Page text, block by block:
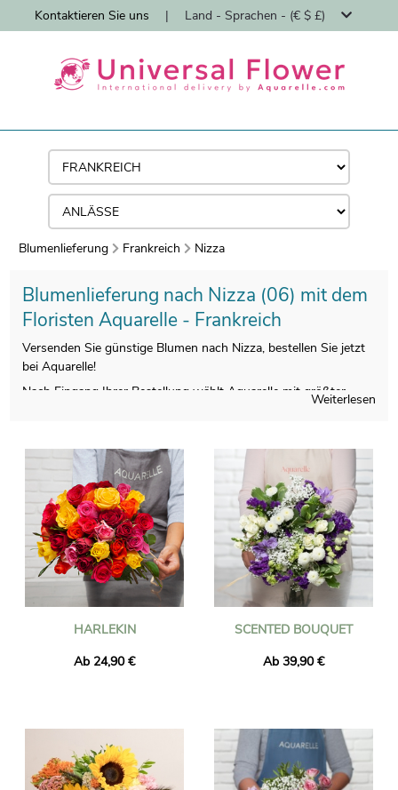
Kontaktieren Sie uns | Land - Sprachen - (€ $ £)
Blumenlieferung Frankreich Nizza
Blumenlieferung nach Nizza (06) mit dem
Floristen Aquarelle - Frankreich
Versenden Sie günstige Blumen nach Nizza, bestellen Sie jetzt
bei Aquarelle!
Nach Eingang Ihrer Bestellung wählt Aquarelle mit größter
Sobald Ihr Blumenstrauß fertig ist, wird er innerhalb von 24
Stunden an die von Ihnen angegebene Adresse in Nizza
gesendet uns. Um die Konformität Ihrer Bestellung
sicherzustellen, wird Ihnen kurz vor der Abreise nach Nizza eine
E-Mail mit dem Foto Ihres Blumenstraußes zugesandt. So
können Sie sicher sein, dass es in jeder Hinsicht Ihren
Wünschen entspricht, aber auch der Expresslieferung nach
Nizza.
Und um Ihren Blumenstrauß noch individueller zu gestalten,
Sendung eine Nachricht und ein gedrucktes Foto beizufügen.
Weiterlesen
HARLEKIN
Ab 24,90 €
SCENTED BOUQUET
Ab 39,90 €